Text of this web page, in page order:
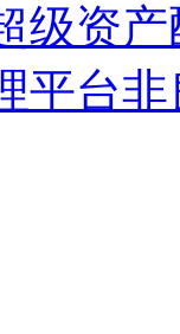
级资
平台